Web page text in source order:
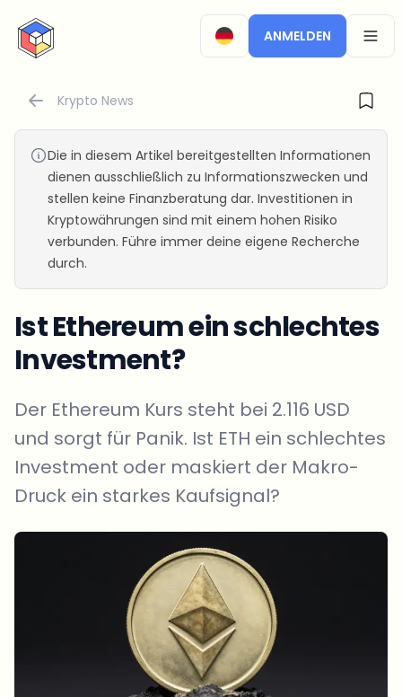
CryptoTicker
ANMELDEN
Krypto News
Die in diesem Artikel bereitgestellten Informationen
dienen ausschließlich zu Informationszwecken und
stellen keine Finanzberatung dar. Investitionen in
Kryptowährungen sind mit einem hohen Risiko
verbunden. Führe immer deine eigene Recherche
durch.
Ist Ethereum ein schlechtes
Investment?
Der Ethereum Kurs steht bei 2.116 USD
und sorgt für Panik. Ist ETH ein schlechtes
Investment oder maskiert der Makro-
Druck ein starkes Kaufsignal?